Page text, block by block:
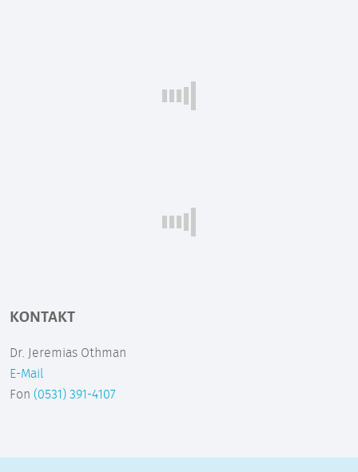
KONTAKT
Dr. Jeremias Othman
E-Mail
Fon (0531) 391-4107